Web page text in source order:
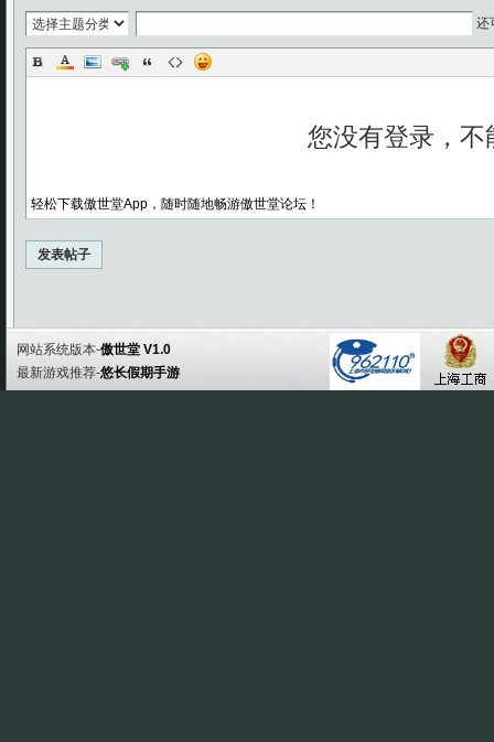
还
轻松下载傲世堂App，随时随地畅游傲世堂论坛！
发表帖子
网站系统版本-傲世堂 V1.0
最新游戏推荐-悠长假期手游